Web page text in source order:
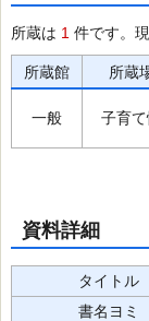
所蔵は 1 件です。
所蔵館 所蔵
一般 子育
資料詳細
タイトル
書名ヨミ